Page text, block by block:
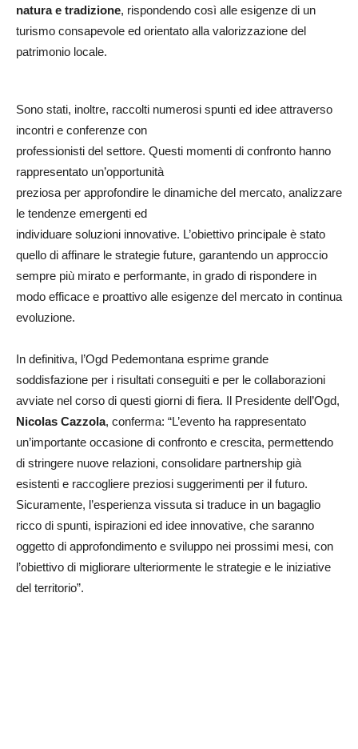
natura e tradizione, rispondendo così alle esigenze di un
turismo consapevole ed orientato alla valorizzazione del
patrimonio locale.
Sono stati, inoltre, raccolti numerosi spunti ed idee attraverso
incontri e conferenze con
professionisti del settore. Questi momenti di confronto hanno
rappresentato un’opportunità
preziosa per approfondire le dinamiche del mercato, analizzare
le tendenze emergenti ed
individuare soluzioni innovative. L’obiettivo principale è stato
quello di affinare le strategie future, garantendo un approccio
sempre più mirato e performante, in grado di rispondere in
modo efficace e proattivo alle esigenze del mercato in continua
evoluzione.
In definitiva, l’Ogd Pedemontana esprime grande
soddisfazione per i risultati conseguiti e per le collaborazioni
avviate nel corso di questi giorni di fiera. Il Presidente dell’Ogd,
Nicolas Cazzola, conferma: “L’evento ha rappresentato
un’importante occasione di confronto e crescita, permettendo
di stringere nuove relazioni, consolidare partnership già
esistenti e raccogliere preziosi suggerimenti per il futuro.
Sicuramente, l’esperienza vissuta si traduce in un bagaglio
ricco di spunti, ispirazioni ed idee innovative, che saranno
oggetto di approfondimento e sviluppo nei prossimi mesi, con
l’obiettivo di migliorare ulteriormente le strategie e le iniziative
del territorio”.